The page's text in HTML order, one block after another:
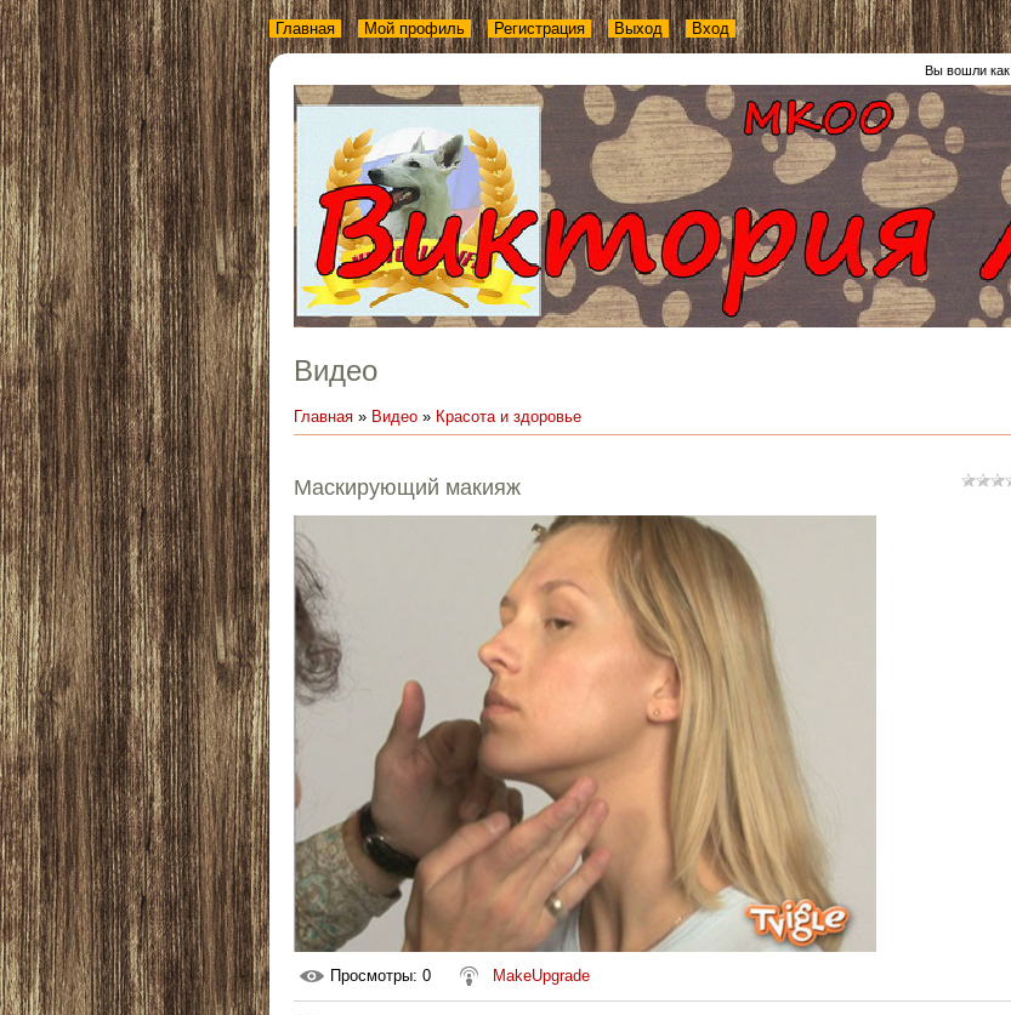
Вы вошли как
Главная Мой профиль Регистрация Выход Вход
Видео
Главная » Видео » Красота и здоровье
Маскирующий макияж
Просмотры: 0 MakeUpgrade